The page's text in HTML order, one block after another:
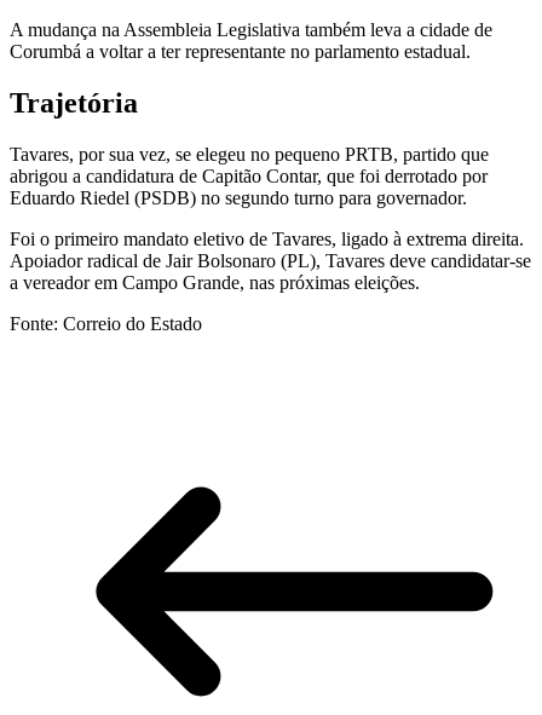
A mudança na Assembleia Legislativa também leva a cidade de
Corumbá a voltar a ter representante no parlamento estadual.
Trajetória
Tavares, por sua vez, se elegeu no pequeno PRTB, partido que
abrigou a candidatura de Capitão Contar, que foi derrotado por
Eduardo Riedel (PSDB) no segundo turno para governador.
Foi o primeiro mandato eletivo de Tavares, ligado à extrema direita.
Apoiador radical de Jair Bolsonaro (PL), Tavares deve candidatar-se
a vereador em Campo Grande, nas próximas eleições.
Fonte: Correio do Estado